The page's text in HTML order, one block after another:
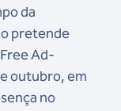
da
pretende
Ad-
outubro, em
no